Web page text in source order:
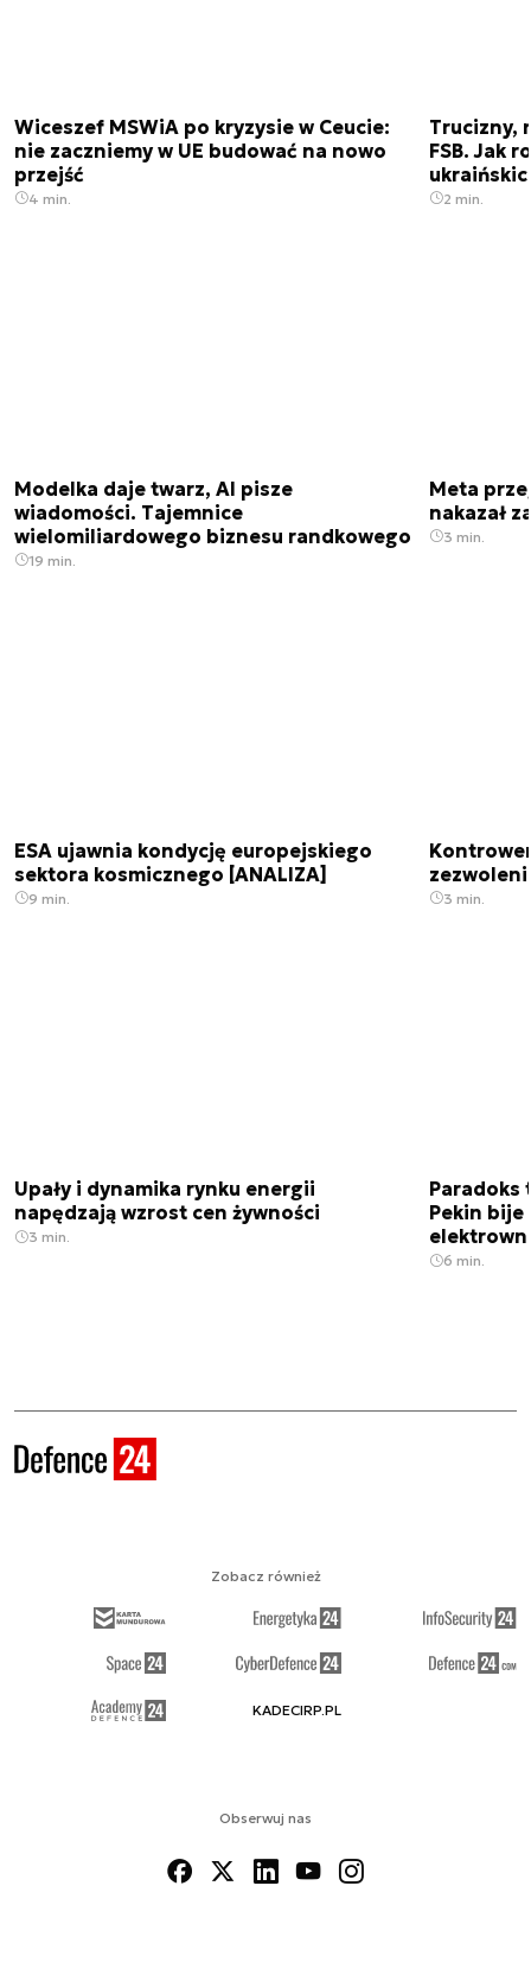
Wiceszef MSWiA po kryzysie w Ceucie:
nie zaczniemy w UE budować na nowo
przejść
4 min.
Trucizny,
FSB. Jak
2 min.
Modelka daje twarz, AI pisze
wiadomości. Tajemnice
wielomiliardowego biznesu randkowego
19 min.
Meta
nakazał
3 min.
ESA ujawnia kondycję europejskiego
sektora kosmicznego [ANALIZA]
9 min. 3 min.
Upały i dynamika rynku energii
napędzają wzrost cen żywności
3 min.
Paradoks
Pekin bije
6 min.
Obserwuj nas
Zobacz również
KADECIRP.PL